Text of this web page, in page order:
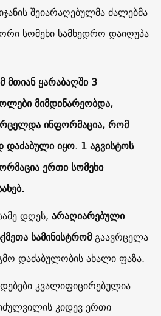
შეიარაღებულმა ძალებმა
სომეხი სამხედრო დაიღუპა
მთიან ყარაბაღში 3
მიმდინარეობდა,
ინფორმაცია, რომ
იყო. 1 აგვისტოს
ერთი სომეხი
დღეს, არაღიარებული
სამინისტრომგაავრცელა
დაძაბულობის ახალი ფაზა.
კვალიფიცირებულია
კიდევ ერთი